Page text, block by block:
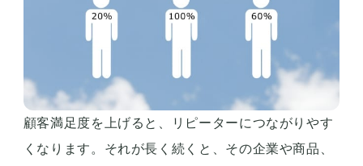
顧客満足度を上げると、リピーターにつながりやす
くなります。それが長く続くと、その企業や商品、